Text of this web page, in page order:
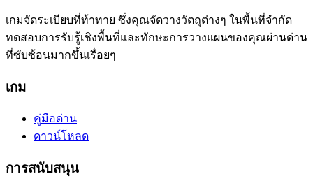
เกมจัดระเบียบที่ท้าทาย ซึ่งคุณจัดวางวัตถุต่างๆ ในพื้นที่จำกัด
ทดสอบการรับรู้เชิงพื้นที่และทักษะการวางแผนของคุณผ่านด่าน
ที่ซับซ้อนมากขึ้นเรื่อยๆ
เกม
คู่มือด่าน
ดาวน์โหลด
การสนับสนุน